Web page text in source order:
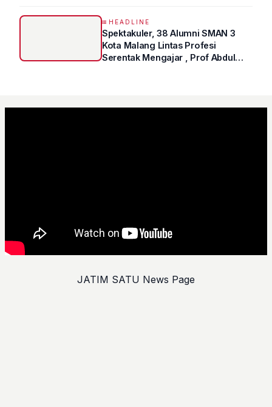
HEADLINE
Spektakuler, 38 Alumni SMAN 3
Kota Malang Lintas Profesi
Serentak Mengajar , Prof Abdul
JATIM SATU News Page